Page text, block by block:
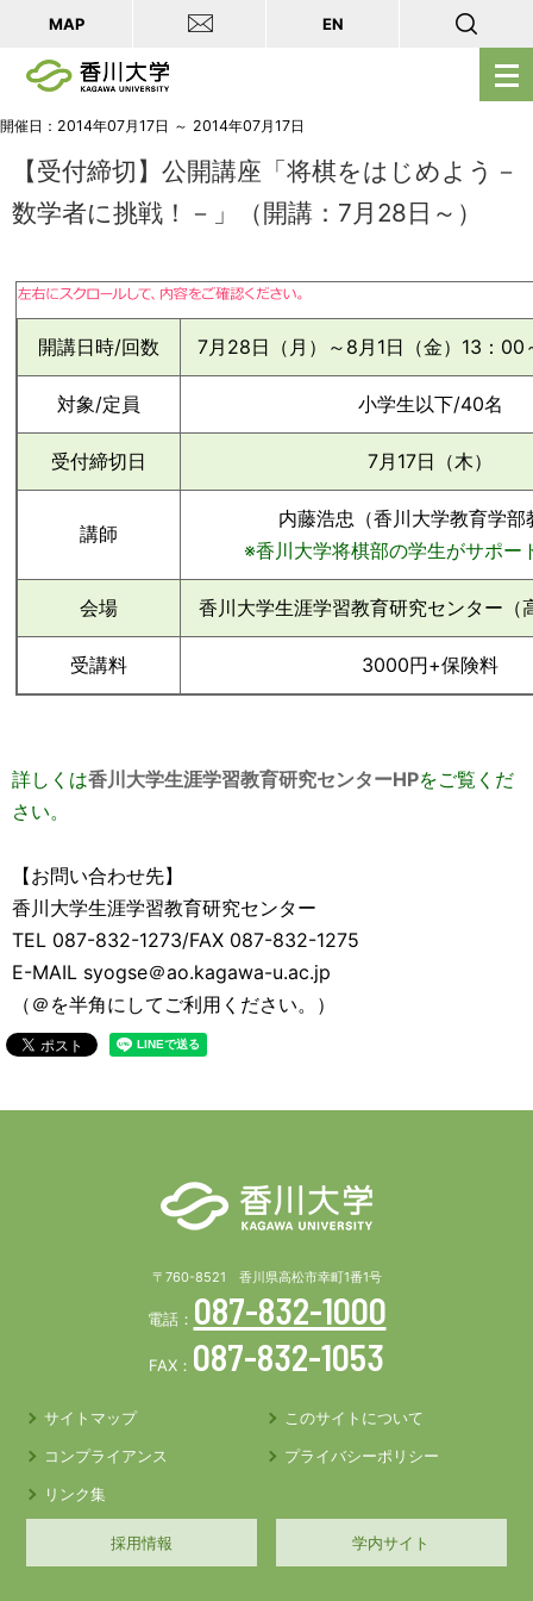
メ
ニ
ー
を
MAP EN
開催日：2014年07月17日 ～ 2014年07月17日
【受付締切】公開講座「将棋をはじめよう－
数学者に挑戦！－」（開講：7月28日～）
開講日時/回数 7月28日（月）～8月1日（金）13：
対象/定員 小学生以下/40名
受付締切日 7月17日（木）
講師
内藤浩忠（香川大学教育学部
※香川大学将棋部の学生がサポー
会場 香川大学生涯学習教育研究センター（
受講料 3000円+保険料
詳しくは香川大学生涯学習教育研究センターHPをご覧くだ
さい。
【お問い合わせ先】
香川大学生涯学習教育研究センター
TEL 087-832-1273/FAX 087-832-1275
E-MAIL syogse＠ao.kagawa-u.ac.jp
（＠を半角にしてご利用ください。）
〒760-8521 香川県高松市幸町1番1号
電話： 087-832-1000
FAX： 087-832-1053
サイトマップ
このサイトについて
コンプライアンス
プライバシーポリシー
リンク集
採用情報 学内サイト